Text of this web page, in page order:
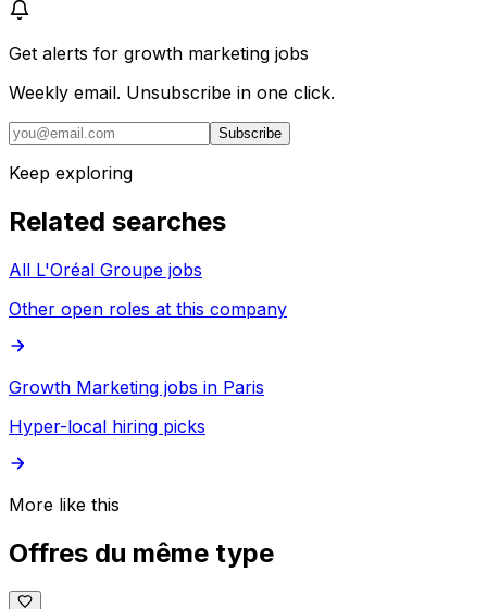
Get alerts for growth marketing jobs
Weekly email. Unsubscribe in one click.
Subscribe
Keep exploring
Related searches
All L'Oréal Groupe jobs
Other open roles at this company
Growth Marketing jobs in Paris
Hyper-local hiring picks
More like this
Offres du même type